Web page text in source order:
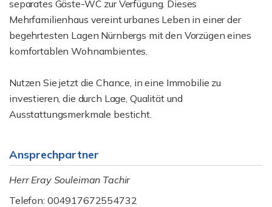
separates Gäste-WC zur Verfügung. Dieses
Mehrfamilienhaus vereint urbanes Leben in einer der
begehrtesten Lagen Nürnbergs mit den Vorzügen eines
komfortablen Wohnambientes.
Nutzen Sie jetzt die Chance, in eine Immobilie zu
investieren, die durch Lage, Qualität und
Ausstattungsmerkmale besticht.
Ansprechpartner
Herr Eray Souleiman Tachir
Telefon: 004917672554732